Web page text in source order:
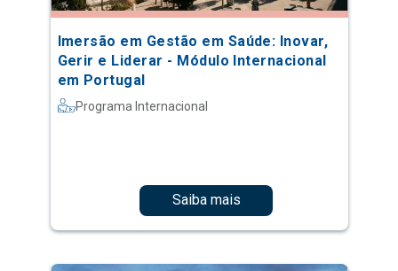
Imersão em Gestão em Saúde: Inovar,
Gerir e Liderar - Módulo Internacional
em Portugal
Programa Internacional
Saiba mais